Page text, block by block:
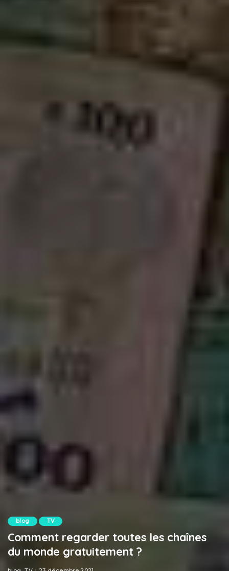
blog TV
Comment regarder toutes les chaînes
du monde gratuitement ?